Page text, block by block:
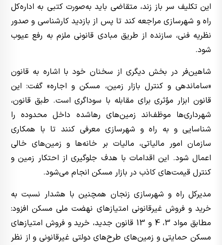
این تکلیف سر باز زند، متقاضی باید به‌صورت کتبی به اداره‌کل
راه و شهرسازی مراجعه کند تا پس از بازدید کارشناسی و صدور
نظریه فنی، سازنده از طریق مبادی قانونی ملزم به رفع عیوب
شود.
شاهین‌فر در بخش دیگری از سخنان خود با اشاره به قانون
«ساماندهی و کنترل بازار زمین، مسکن و اجاره» گفت: این
قانون ابزار مؤثری برای مقابله با سوداگری است. طبق قانون،
شهرداری‌ها موظف‌اند زمین‌های رهاشده داخل محدوده را
شناسایی و به راه و شهرسازی معرفی کنند تا با همکاری
سازمان امور مالیاتی، مالیات بر خانه‌ها و زمین‌های خالی
اعمال شود. این اقدامات با هدف جلوگیری از احتکار زمین و
کنترل قیمت‌های کاذب در بازار مسکن انجام می‌شود.
مدیرکل راه و شهرسازی زنجان همچنین با هشدار نسبت به
خرید و فروش غیرقانونی امتیازهای نهضت ملی مسکن افزود:
مطابق مواد 3، 4 و 13 قانون جدید، خرید و فروش امتیازهای
مسکن حمایتی و زمین‌های طرح‌های دولتی غیرقانونی و از نظر